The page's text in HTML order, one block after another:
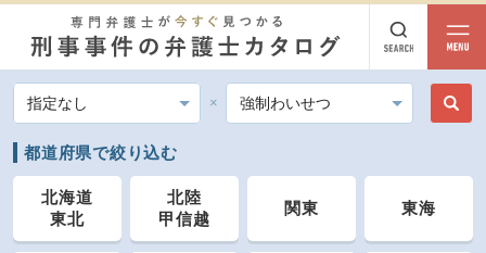
都道府県
都道府県から探す
北海道・東北
北海道 岩手 秋田 福島
都道府県
都道府県で絞り込む
北海道
東北
北陸
甲信越
関東 東海